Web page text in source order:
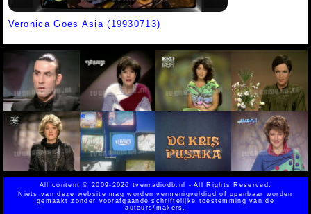
Veronica Goes Asia (19930713)
All content© 2009-2026 tvenradiodb.nl - All Rights Reserved.
Niets van deze website mag worden vermenigvuldigd of openbaar worden
gemaakt zonder voorafgaande schriftelijke toestemming van de
auteurs/makers.